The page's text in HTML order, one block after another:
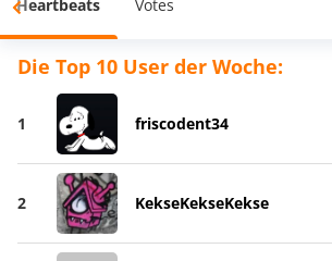
Heartbeats Votes
Die Top 10 User der Woche:
1 friscodent34
2 KekseKekseKekse